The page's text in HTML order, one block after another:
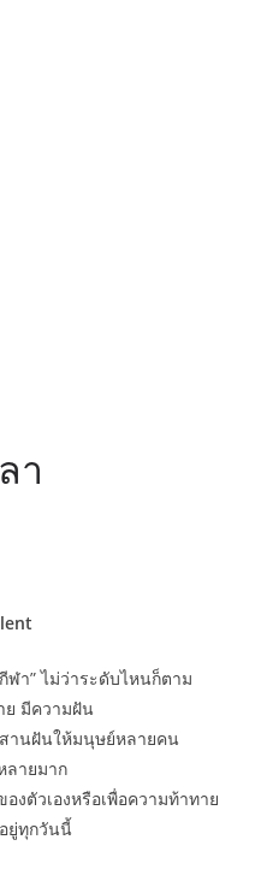
า
ฬา” ไม่ว่าระดับไหนก็ตาม
ย มีความฝัน
านฝันให้มนุษย์หลายคน
ายมาก
งตัวเองหรือเพื่อความท้าทาย
ยู่ทุกวันนี้